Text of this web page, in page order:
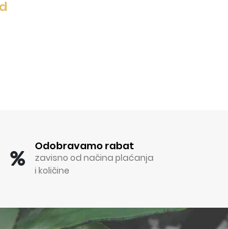
Odobravamo rabat
zavisno od načina plaćanja
i količine